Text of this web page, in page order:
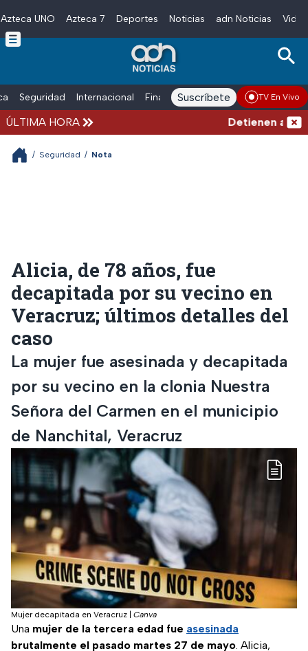
Skip to main content
Azteca UNO Azteca 7 Deportes Noticias adn Noticias
Seguridad Internacional Finanzas adn Noticias Radio
Suscríbete TV En Vivo
ÚLTIMA HORA Detienen al
/ Seguridad / Nota
Alicia, de 78 años, fue
decapitada por su vecino en
Veracruz; últimos detalles del
caso
La mujer fue asesinada y decapitada
por su vecino en la clonia Nuestra
Señora del Carmen en el municipio
de Nanchital, Veracruz
Mujer decapitada en Veracruz Canva
Una mujer de la tercera edad fue asesinada
brutalmente el pasado martes 27 de mayo. Alicia,